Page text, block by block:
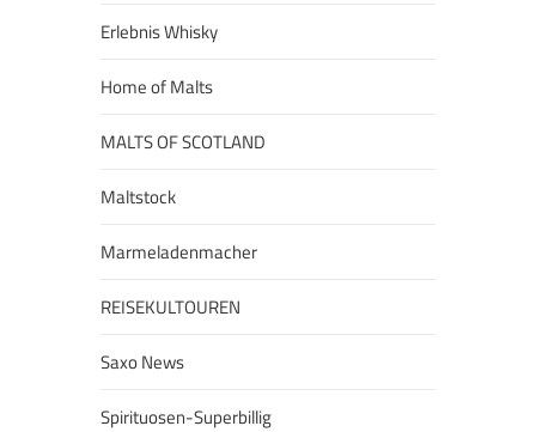
Erlebnis Whisky
Home of Malts
MALTS OF SCOTLAND
Maltstock
Marmeladenmacher
REISEKULTOUREN
Saxo News
Spirituosen-Superbillig